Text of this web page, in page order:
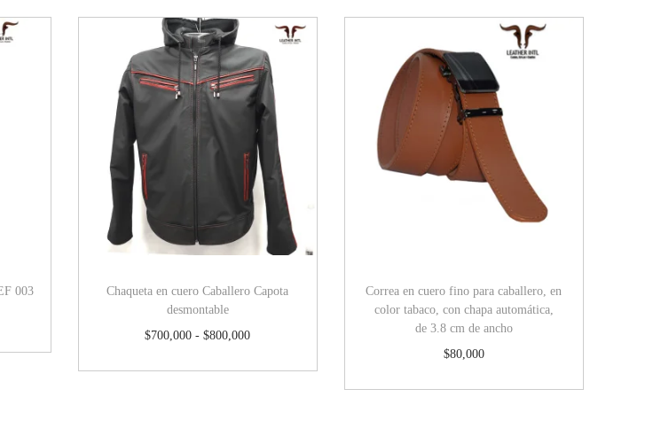
003
Chaqueta en cuero Caballero Capota
desmontable
$700,000 - $800,000
Correa en cuero fino para caballero, en
color tabaco, con chapa automática,
de 3.8 cm de ancho
$80,000